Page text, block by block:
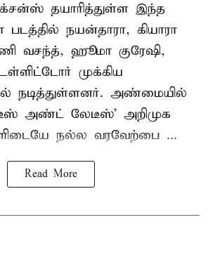
தயாரித்துள்ள இந்த
படத்தில் நயன்தாரா, கியாரா
வசந்த், ஹூமா குரேஷி,
உள்ளிட்டோர் முக்கிய
நடித்துள்ளனர். அண்மையில்
அண்ட் லேடீஸ்' அறிமுக
நல்ல வரவேற்பை ...
Read More